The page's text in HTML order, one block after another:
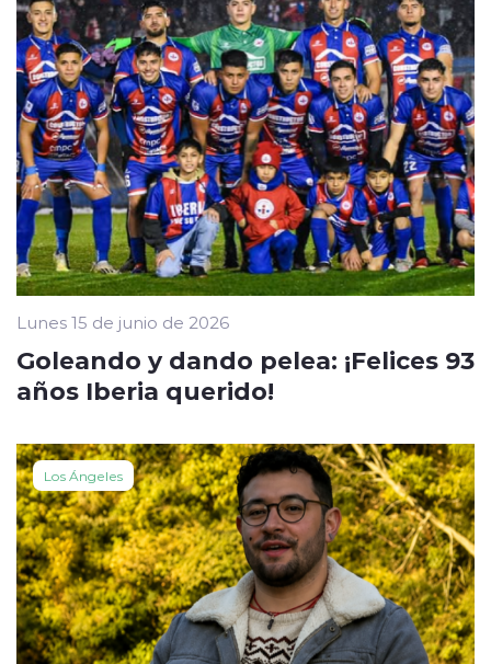
Lunes 15 de junio de 2026
Goleando y dando pelea: ¡Felices 93
años Iberia querido!
Los Ángeles